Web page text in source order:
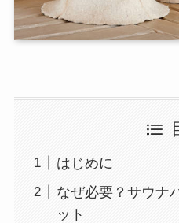
はじめに
なぜ必要？サウナ
ット